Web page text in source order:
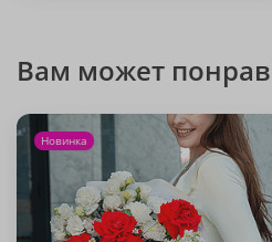
Вам может
Новинка